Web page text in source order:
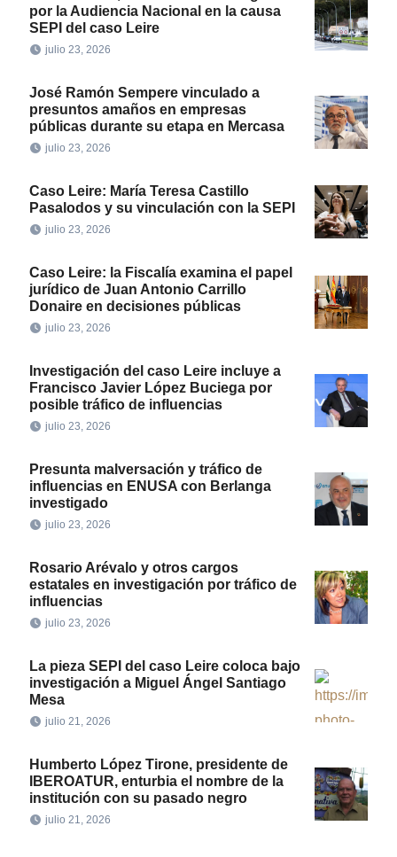
por la Audiencia Nacional en la causa
SEPI del caso Leire
julio 23, 2026
José Ramón Sempere vinculado a
presuntos amaños en empresas
públicas durante su etapa en Mercasa
julio 23, 2026
Caso Leire: María Teresa Castillo
Pasalodos y su vinculación con la SEPI
julio 23, 2026
Caso Leire: la Fiscalía examina el papel
jurídico de Juan Antonio Carrillo
Donaire en decisiones públicas
julio 23, 2026
Investigación del caso Leire incluye a
Francisco Javier López Buciega por
posible tráfico de influencias
julio 23, 2026
Presunta malversación y tráfico de
influencias en ENUSA con Berlanga
investigado
julio 23, 2026
Rosario Arévalo y otros cargos
estatales en investigación por tráfico de
influencias
julio 23, 2026
La pieza SEPI del caso Leire coloca bajo
investigación a Miguel Ángel Santiago
Mesa
julio 21, 2026
Humberto López Tirone, presidente de
IBEROATUR, enturbia el nombre de la
institución con su pasado negro
julio 21, 2026